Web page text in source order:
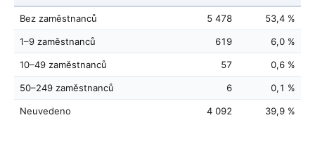
Bez zaměstnanců 5 478 53,4 %
1–9 zaměstnanců 619 6,0 %
10–49 zaměstnanců 57 0,6 %
50–249 zaměstnanců 6 0,1 %
Neuvedeno 4 092 39,9 %